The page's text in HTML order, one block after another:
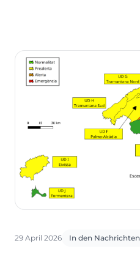
29 April 2026 In den Nachrichten